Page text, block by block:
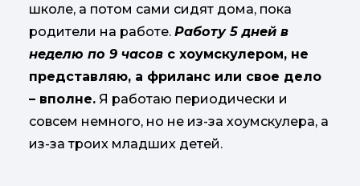
школе, а потом сами сидят дома, пока
родители на работе. Работу 5 дней в
неделю по 9 часов с хоумскулером, не
представляю, а фриланс или свое дело
– вполне. Я работаю периодически и
совсем немного, но не из-за хоумскулера, а
из-за троих младших детей.